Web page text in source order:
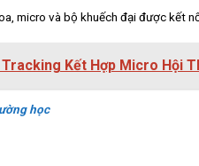
micro và bộ khuếch đại được kết
Kết Hợp Micro Hội
học